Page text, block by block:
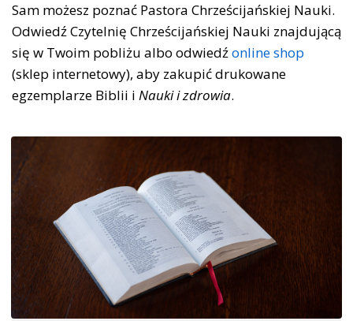
Sam możesz poznać Pastora Chrześcijańskiej Nauki.
Odwiedź Czytelnię Chrześcijańskiej Nauki znajdującą
się w Twoim pobliżu albo odwiedźonline shop
(sklep internetowy), aby zakupić drukowane
egzemplarze Biblii i Nauki i zdrowia.